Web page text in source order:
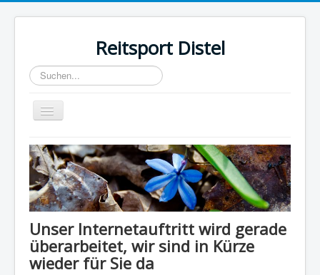
Reitsport Distel
Suchen...
Toggle
Navigation
Home
Unser Internetauftritt wird gerade
überarbeitet, wir sind in Kürze
wieder für Sie da